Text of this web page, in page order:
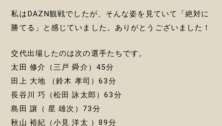
私はDAZN観戦でしたが、そんな姿を見ていて「絶対に
勝てる」と感じていました。ありがとうございました！
交代出場したのは次の選手たちです。
太田 修介（三戸 舜介）45分
田上 大地 （鈴木 孝司）63分
長谷川 巧（松田 詠太郎）63分
島田 譲（ 星 雄次）73分
秋山 裕紀（小見 洋太 ）89分